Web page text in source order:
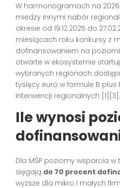
W harmonogramach na
miedzy innymi nabór
okresie od 19.12.2025 do
miesiącach roku konkursy z
dofinansowaniem na
otwarte w ekosystemie
wybranych regionach
tysięcy euro w formule B plus
interwencji regionalnych [1][3].
Ile wynosi
Dla MŚP poziomy wsparcia
sięgają do 70 procent
wyższe dla mikro i małych